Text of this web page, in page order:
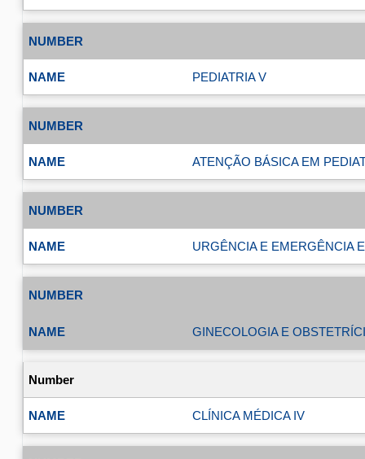
PEDIATRIA V
ATENÇÃO BÁSICA EM
URGÊNCIA E EMERGÊNCIA
GINECOLOGIA E
CLÍNICA MÉDICA IV